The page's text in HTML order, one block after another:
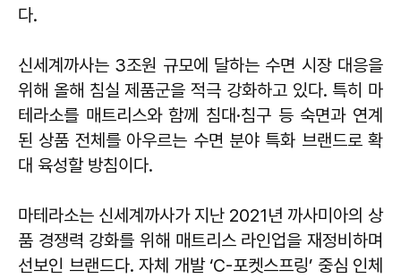
다.
신세계까사는 3조원 규모에 달하는 수면 시장 대응을
위해 올해 침실 제품군을 적극 강화하고 있다. 특히 마
테라소를 매트리스와 함께 침대·침구 등 숙면과 연계
된 상품 전체를 아우르는 수면 분야 특화 브랜드로 확
대 육성할 방침이다.
마테라소는 신세계까사가 지난 2021년 까사미아의 상
품 경쟁력 강화를 위해 매트리스 라인업을 재정비하며
선보인 브랜드다. 자체 개발 ‘C-포켓스프링’ 중심 인체